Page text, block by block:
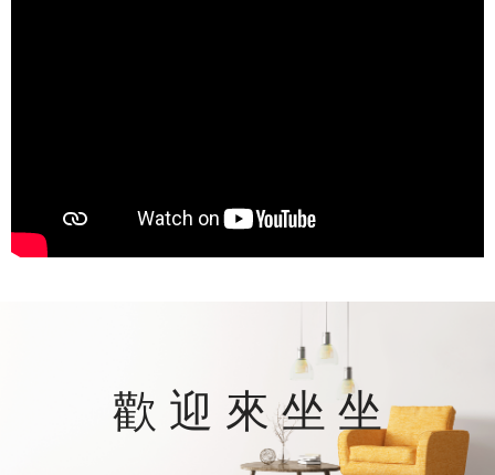
歡 迎 來 坐 坐